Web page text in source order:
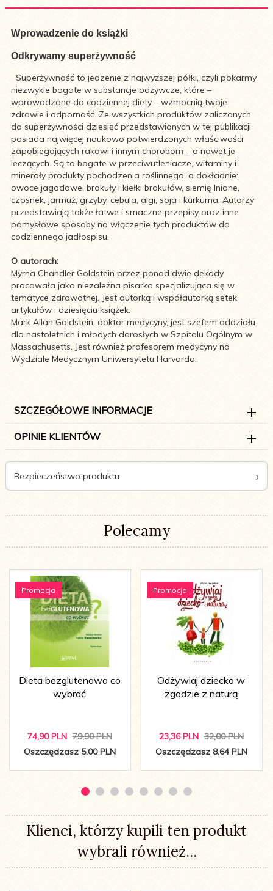
Wprowadzenie do książki
Odkrywamy superżywność
Superżywność to jedzenie z najwyższej półki, czyli pokarmy
niezwykle bogate w substancje odżywcze, które –
wprowadzone do codziennej diety – wzmocnią twoje
zdrowie i odporność. Ze wszystkich produktów zaliczanych
do superżywności dziesięć przedstawionych w tej publikacji
posiada najwięcej naukowo potwierdzonych właściwości
zapobiegających rakowi i innym chorobom – a nawet je
leczących. Są to bogate w przeciwutleniacze, witaminy i
minerały produkty pochodzenia roślinnego, a dokładnie:
owoce jagodowe, brokuły i kiełki brokułów, siemię lniane,
czosnek, jarmuż, grzyby, cebula, algi, soja i kurkuma. Autorzy
przedstawiają także łatwe i smaczne przepisy oraz inne
pomysłowe sposoby na włączenie tych produktów do
codziennego jadłospisu.
O autorach:
Myrna Chandler Goldstein przez ponad dwie dekady
pracowała jako niezależna pisarka specjalizująca się w
tematyce zdrowotnej. Jest autorką i współautorką setek
artykułów i dziesięciu książek.
Mark Allan Goldstein, doktor medycyny, jest szefem oddziału
dla nastoletnich i młodych dorosłych w Szpitalu Ogólnym w
Massachusetts. Jest również profesorem medycyny na
Wydziale Medycznym Uniwersytetu Harvarda.
SZCZEGÓŁOWE INFORMACJE
OPINIE KLIENTÓW
Bezpieczeństwo produktu
Polecamy
Promocja
Dieta bezglutenowa co
wybrać
74,90 PLN 79,90 PLN
Oszczędzasz 5.00 PLN
Promocja
Odżywiaj dziecko w
zgodzie z naturą
23,36 PLN 32,00 PLN
Oszczędzasz 8.64 PLN
Klienci, którzy kupili ten produkt
wybrali również...